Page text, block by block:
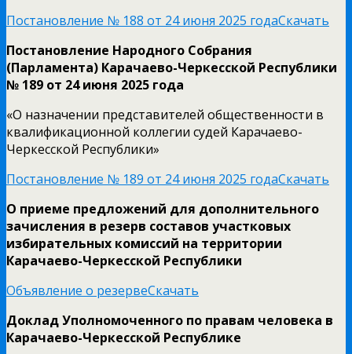
Постановление № 188 от 24 июня 2025 годаСкачать
Постановление Народного Собрания
(Парламента) Карачаево-Черкесской Республики
№ 189 от 24 июня 2025 года
«О назначении представителей общественности в
квалификационной коллегии судей Карачаево-
Черкесской Республики»
Постановление № 189 от 24 июня 2025 годаСкачать
О приеме предложений для дополнительного
зачисления в резерв составов участковых
избирательных комиссий на территории
Карачаево-Черкесской Республики
Объявление о резервеСкачать
Доклад Уполномоченного по правам человека в
Карачаево-Черкесской Республике